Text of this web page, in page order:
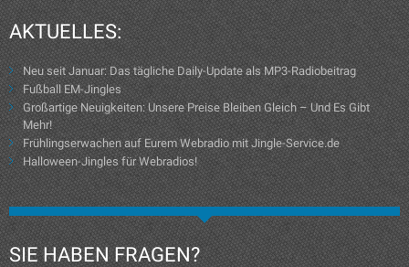
AKTUELLES:
Neu seit Januar: Das tägliche Daily-Update als MP3-Radiobeitrag
Fußball EM-Jingles
Großartige Neuigkeiten: Unsere Preise Bleiben Gleich – Und Es Gibt
Mehr!
Frühlingserwachen auf Eurem Webradio mit Jingle-Service.de
Halloween-Jingles für Webradios!
SIE HABEN FRAGEN?